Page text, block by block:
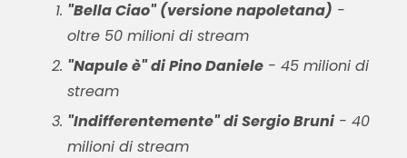
"Bella Ciao" (versione napoletana) -
oltre 50 milioni di stream
"Napule è" di Pino Daniele- 45 milioni di
stream
"Indifferentemente" di Sergio Bruni- 40
milioni di stream